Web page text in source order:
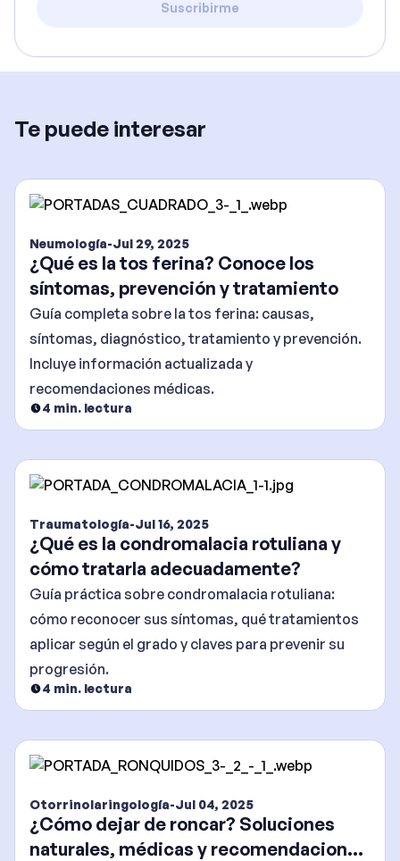
Suscribirme
Te puede interesar
Neumología-Jul 29, 2025
¿Qué es la tos ferina? Conoce los
síntomas, prevención y tratamiento
Guía completa sobre la tos ferina: causas,
síntomas, diagnóstico, tratamiento y prevención.
Incluye información actualizada y
recomendaciones médicas.
4 min. lectura
Traumatología-Jul 16, 2025
¿Qué es la condromalacia rotuliana y
cómo tratarla adecuadamente?
Guía práctica sobre condromalacia rotuliana:
cómo reconocer sus síntomas, qué tratamientos
aplicar según el grado y claves para prevenir su
progresión.
4 min. lectura
Otorrinolaringología-Jul 04, 2025
¿Cómo dejar de roncar? Soluciones
naturales, médicas y recomendaciones